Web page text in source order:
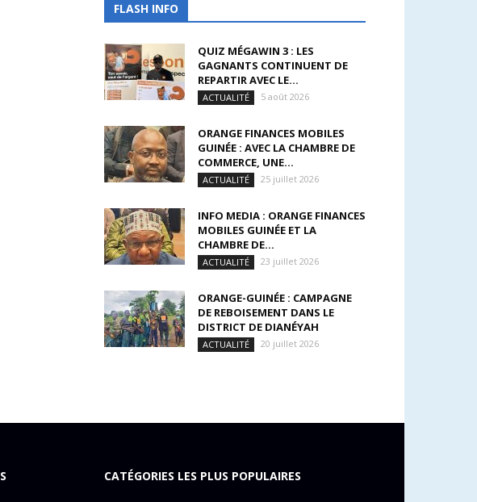
FLASH INFO
QUIZ MÉGAWIN 3 : LES
GAGNANTS CONTINUENT DE
REPARTIR AVEC LE...
ACTUALITÉ 5 août 2026
ORANGE FINANCES MOBILES
GUINÉE : AVEC LA CHAMBRE DE
COMMERCE, UNE...
ACTUALITÉ 25 juillet 2026
INFO MEDIA : ORANGE FINANCES
MOBILES GUINÉE ET LA
CHAMBRE DE...
ACTUALITÉ 23 juillet 2026
ORANGE-GUINÉE : CAMPAGNE
DE REBOISEMENT DANS LE
DISTRICT DE DIANÉYAH
ACTUALITÉ 20 juillet 2026
CATÉGORIES LES PLUS POPULAIRES